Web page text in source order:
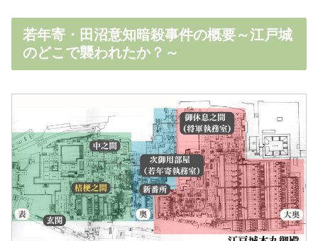
若年寄・田沼意知暗殺事件の概要～江戸城
のどこで襲われたか？～